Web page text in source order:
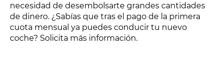
necesidad de desembolsarte grandes cantidades
de dinero. ¿Sabías que tras el pago de la primera
cuota mensual ya puedes conducir tu nuevo
coche? Solicita más información.